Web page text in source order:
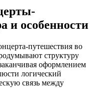
и особенности
путешествия во
структуру
оформлением
логический
связь между